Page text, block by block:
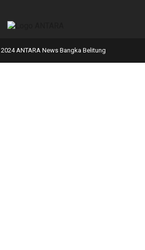
ANTARA News Bangka Belitung